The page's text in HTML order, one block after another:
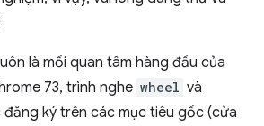
là mối quan tâm hàng đầu của
73, trình nghe wheel và
ký trên các mục tiêu gốc (cửa